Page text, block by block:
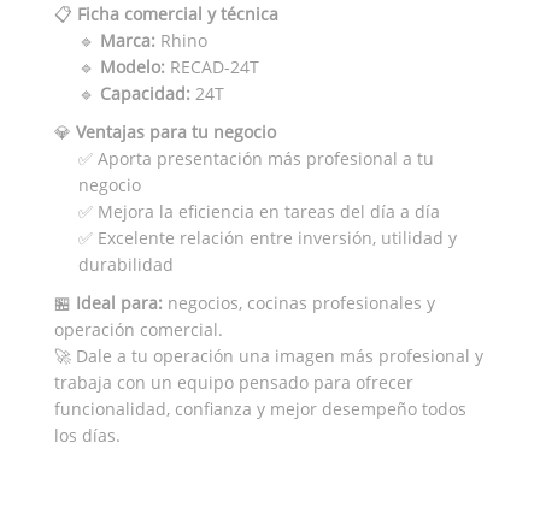
📋 Ficha comercial y técnica
🔹 Marca: Rhino
🔹 Modelo: RECAD-24T
🔹 Capacidad: 24T
💎 Ventajas para tu negocio
✅ Aporta presentación más profesional a tu
negocio
✅ Mejora la eficiencia en tareas del día a día
✅ Excelente relación entre inversión, utilidad y
durabilidad
🏪 Ideal para: negocios, cocinas profesionales y
operación comercial.
🚀 Dale a tu operación una imagen más profesional y
trabaja con un equipo pensado para ofrecer
funcionalidad, confianza y mejor desempeño todos
los días.